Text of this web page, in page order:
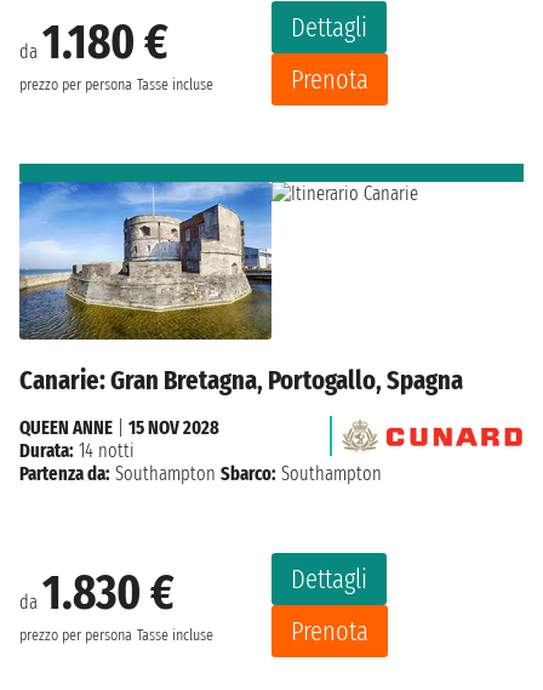
da 1.180 €
prezzo per persona Tasse incluse
Dettagli
Prenota
Canarie: Gran Bretagna, Portogallo, Spagna
da 1.830 €
prezzo per persona Tasse incluse
Dettagli
Prenota
QUEEN ANNE
15 NOV 2028
Durata: 14 notti
Partenza da: Southampton Sbarco: Southampton